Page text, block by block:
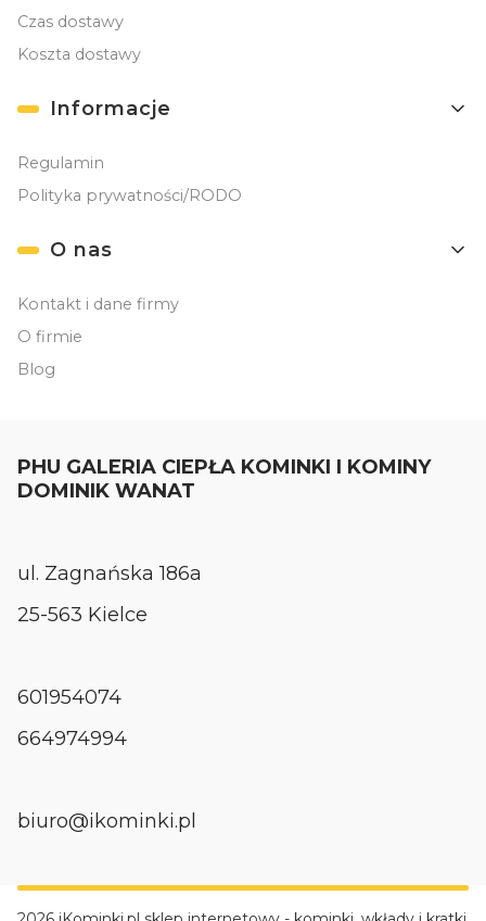
Czas dostawy
Koszta dostawy
Informacje
Regulamin
Polityka prywatności/RODO
O nas
Kontakt i dane firmy
O firmie
Blog
PHU GALERIA CIEPŁA KOMINKI I KOMINY
DOMINIK WANAT
ul. Zagnańska 186a
25-563 Kielce
601954074
664974994
biuro@ikominki.pl